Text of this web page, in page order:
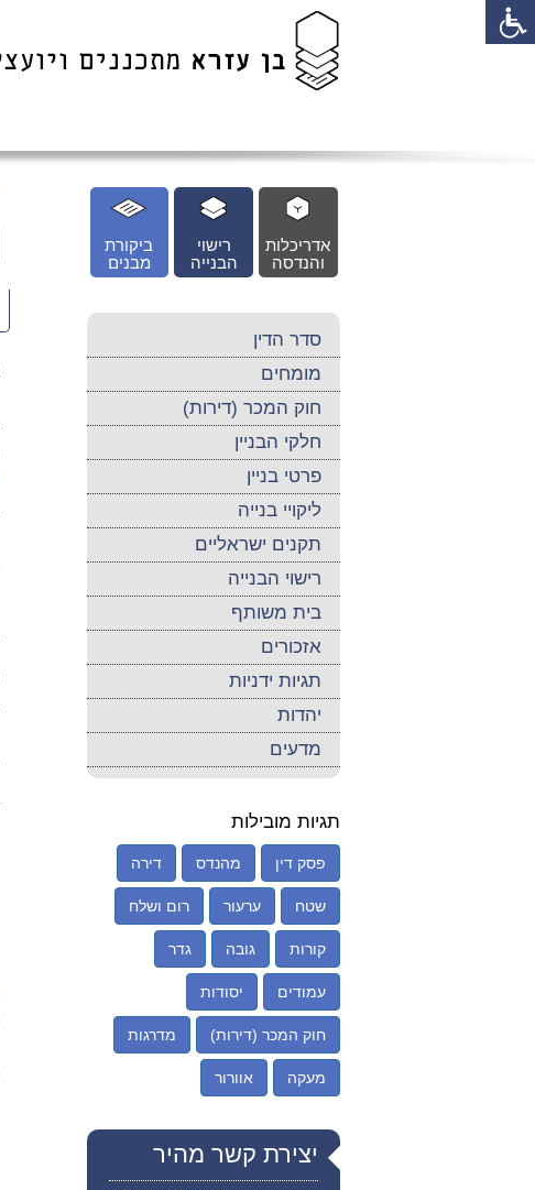
ביקורת
מבנים
רישוי
הבנייה
אדריכלות
והנדסה
סדר הדין
מומחים
חוק המכר (דירות)
חלקי הבניין
פרטי בניין
ליקויי בנייה
תקנים ישראליים
רישוי הבנייה
בית משותף
אזכורים
תגיות ידניות
יהדות
מדעים
תגיות מובילות
פסק דין מהנדס דירה
שטח ערעור רום ושלח
קורות גובה גדר
עמודים יסודות
חוק המכר (דירות) מדרגות
מעקה אוורור
יצירת קשר מהיר